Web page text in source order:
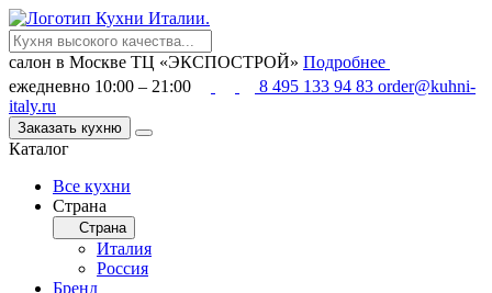
салон в Москве ТЦ «ЭКСПОСТРОЙ» Подробнее
ежедневно 10:00 – 21:00
8 495 133 94 83 order@kuhni-
italy.ru
Заказать кухню
Каталог
Все кухни
Страна
Страна
Италия
Россия
Бренд